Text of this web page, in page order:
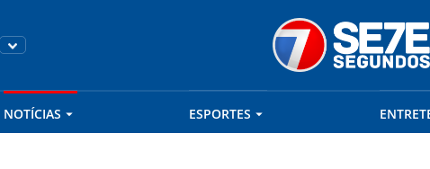
NOTÍCIAS ESPORTES